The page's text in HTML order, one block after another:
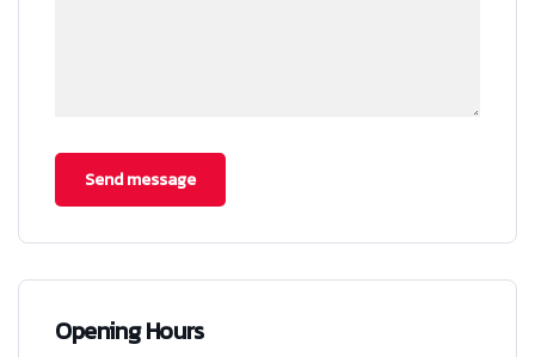
Opening Hours